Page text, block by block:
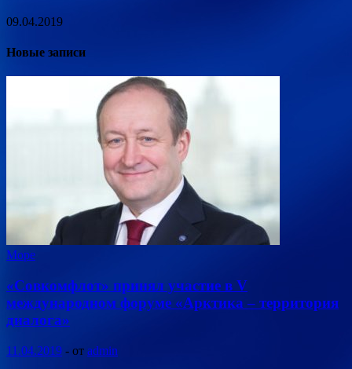
09.04.2019
Новые записи
Море
«Совкомфлот» принял участие в V
международном форуме «Арктика – территория
диалога»
11.04.2019 - от admin